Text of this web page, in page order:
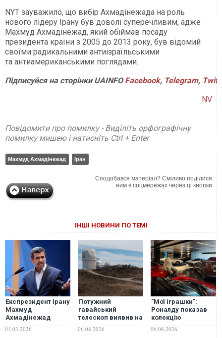
NYT зауважило, що вибір Ахмадінежада на роль
нового лідеру Ірану був доволі суперечливим, адже
Махмуд Ахмадінежад, який обіймав посаду
президента країни з 2005 до 2013 року, був відомий
своїми радикальними антиізраїльськими
та антиамериканськими поглядами.
ПідписуйсянасторінкиUAINFO Facebook, Telegram,
NV
Повідомити про помилку - Виділіть орфографічну
помилку мишею і натисніть Ctrl + Enter
Махмуд Ахмадінежад Іран
Сподобався матеріал? Сміливо поділися
ним в соцмережах через ці кнопки
ІНШІ НОВИНИ ПО ТЕМІ
Експрезидент Ірану
Махмуд
Ахмадінежад
загинув внаслідок
удару Ізраїлю та
01.03.2026
Потужний
гавайський
телескоп виявив на
Сонці те, чого
раніше не бачив
06.08.2026
"Мої іграшки":
Роналду показав
колекцію
суперкарів
вартістю понад 25
06.08.2026